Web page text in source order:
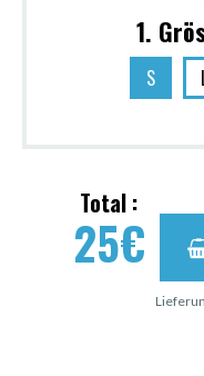
1.
S
Total :
25€